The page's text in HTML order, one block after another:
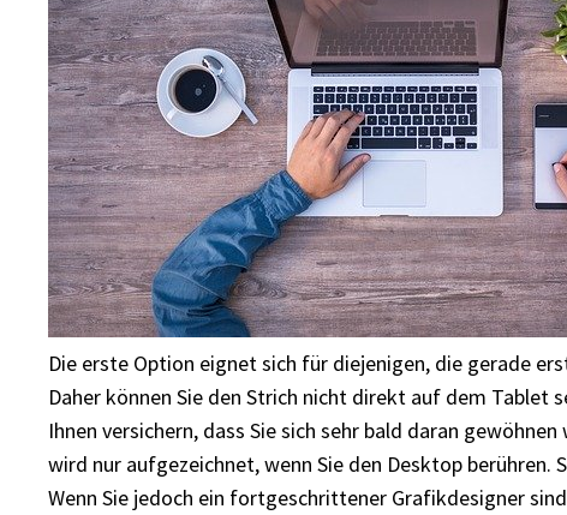
Die erste Option eignet sich für diejenigen, die gerade
Daher können Sie den Strich nicht direkt auf dem Tablet
Ihnen versichern, dass Sie sich sehr bald daran
wird nur aufgezeichnet, wenn Sie den Desktop berühren.
Wenn Sie jedoch ein fortgeschrittener Grafikdesigner